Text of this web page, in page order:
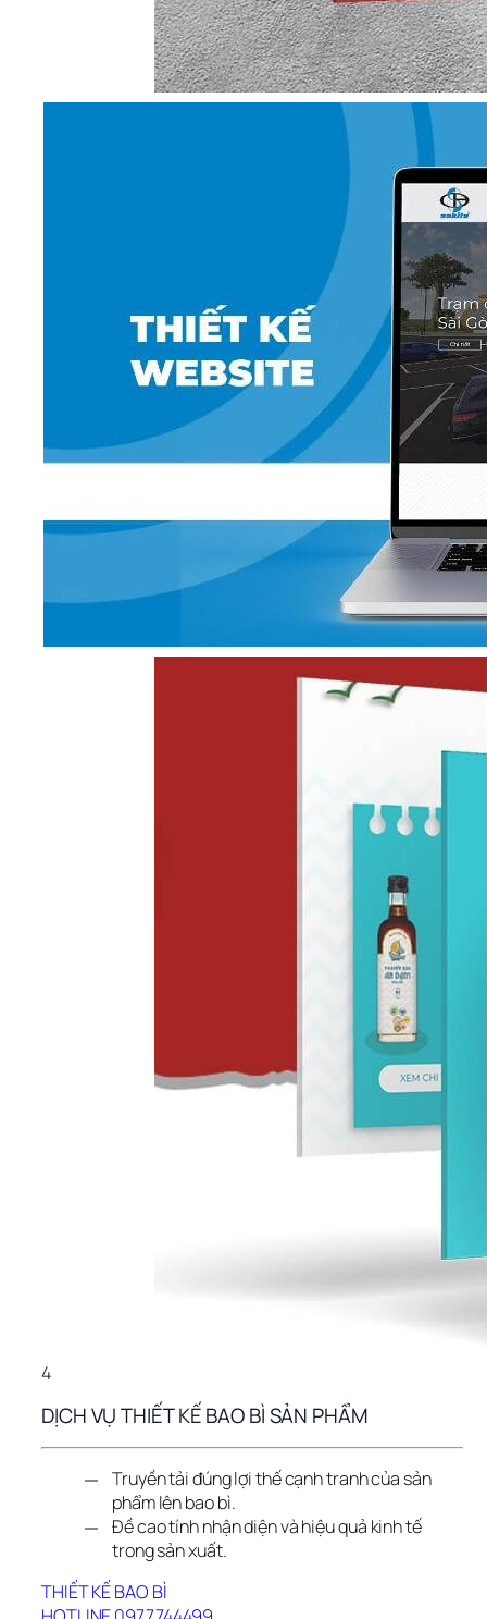
4
DỊCH VỤ THIẾT KẾ BAO BÌ SẢN PHẨM
Truyền tải đúng lợi thế cạnh tranh của sản
phẩm lên bao bì.
Đề cao tính nhận diện và hiệu quả kinh tế
trong sản xuất.
THIẾT KẾ BAO BÌ